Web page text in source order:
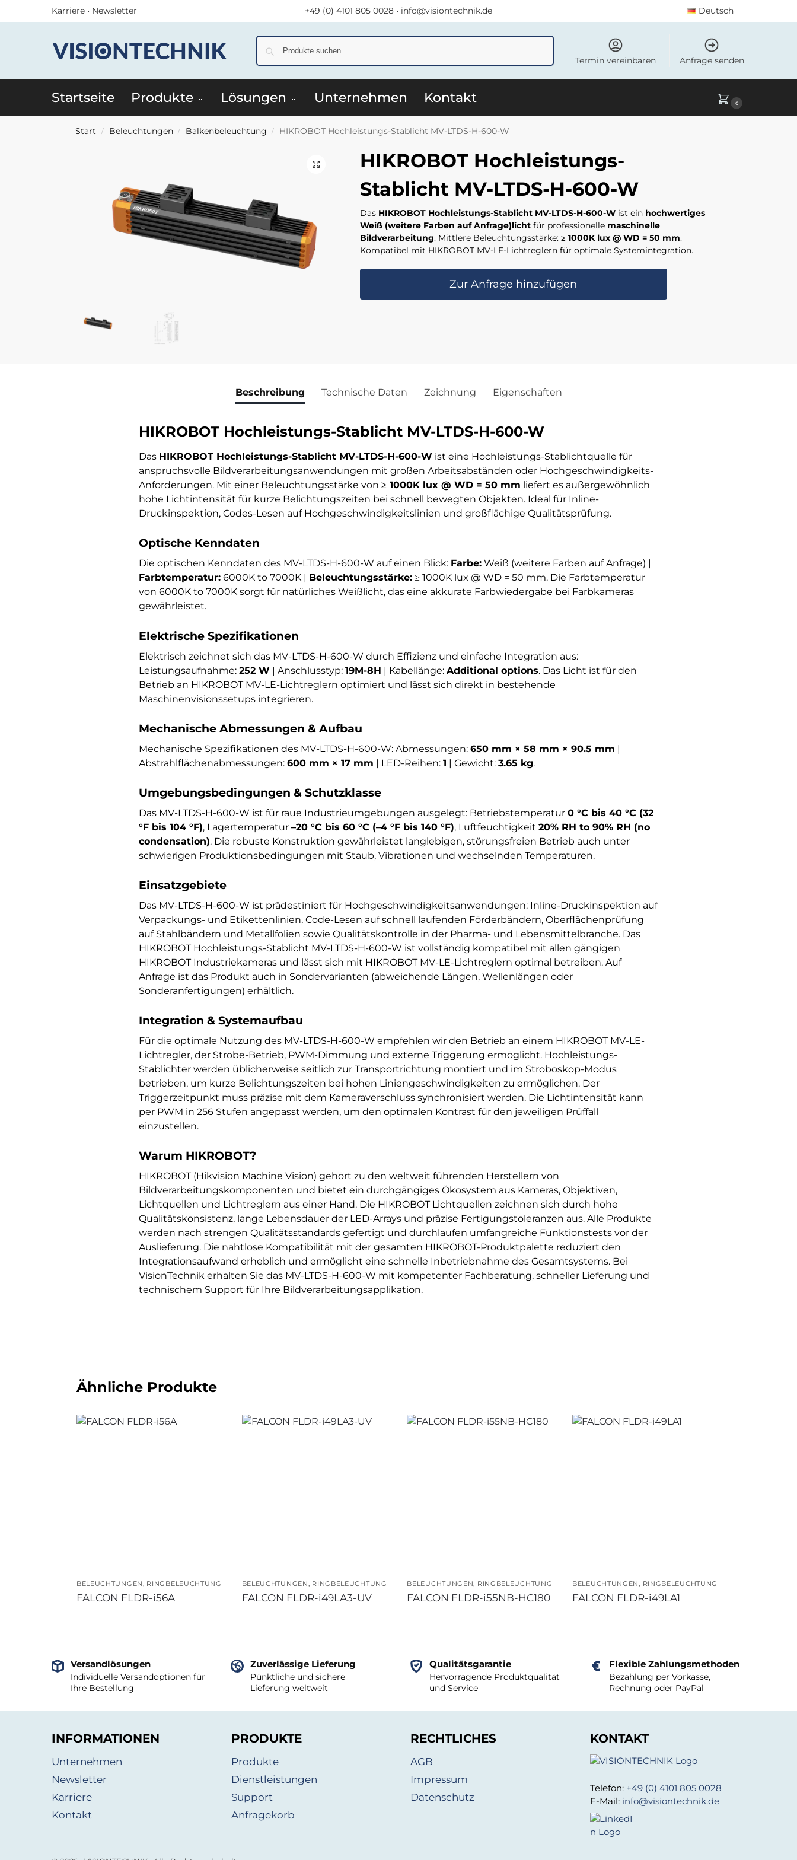
Karriere • Newsletter +49 (0) 4101 805 0028 • info@visiontechnik.de Deutsch
Termin vereinbaren Anfrage senden
Startseite Produkte Lösungen Unternehmen Kontakt 0
Start / Beleuchtungen / Balkenbeleuchtung / HIKROBOT Hochleistungs-Stablicht MV-LTDS-H-600-W
HIKROBOT Hochleistungs-
Stablicht MV-LTDS-H-600-W
Das HIKROBOT Hochleistungs-Stablicht MV-LTDS-H-600-Wist ein hochwertiges
Weiß (weitere Farben auf Anfrage)lichtfür professionelle maschinelle
Bildverarbeitung. Mittlere Beleuchtungsstärke: ≥ 1000K lux @ WD = 50 mm.
Kompatibel mit HIKROBOT MV-LE-Lichtreglern für optimale Systemintegration.
Zur Anfrage hinzufügen
Beschreibung Technische Daten Zeichnung Eigenschaften
HIKROBOT Hochleistungs-Stablicht MV-LTDS-H-600-W
Das HIKROBOT Hochleistungs-Stablicht MV-LTDS-H-600-W ist eine Hochleistungs-Stablichtquelle für
anspruchsvolle Bildverarbeitungsanwendungen mit großen Arbeitsabständen oder Hochgeschwindigkeits-
Anforderungen. Mit einer Beleuchtungsstärke von ≥ 1000K lux @ WD = 50 mm liefert es außergewöhnlich
hohe Lichtintensität für kurze Belichtungszeiten bei schnell bewegten Objekten. Ideal für Inline-
Druckinspektion, Codes-Lesen auf Hochgeschwindigkeitslinien und großflächige Qualitätsprüfung.
Optische Kenndaten
Die optischen Kenndaten des MV-LTDS-H-600-W auf einen Blick: Farbe:Weiß (weitere Farben auf Anfrage) |
Farbtemperatur:6000K to 7000K | Beleuchtungsstärke:≥ 1000K lux @ WD = 50 mm. Die Farbtemperatur
von 6000K to 7000K sorgt für natürliches Weißlicht, das eine akkurate Farbwiedergabe bei Farbkameras
gewährleistet.
Elektrische Spezifikationen
Elektrisch zeichnet sich das MV-LTDS-H-600-W durch Effizienz und einfache Integration aus:
Leistungsaufnahme: 252 W | Anschlusstyp: 19M-8H | Kabellänge: Additional options. Das Licht ist für den
Betrieb an HIKROBOT MV-LE-Lichtreglern optimiert und lässt sich direkt in bestehende
Maschinenvisionssetups integrieren.
Mechanische Abmessungen & Aufbau
Mechanische Spezifikationen des MV-LTDS-H-600-W: Abmessungen: 650 mm × 58 mm × 90.5 mm |
Abstrahlflächenabmessungen: 600 mm × 17 mm | LED-Reihen: 1 | Gewicht: 3.65 kg.
Umgebungsbedingungen & Schutzklasse
Das MV-LTDS-H-600-W ist für raue Industrieumgebungen ausgelegt: Betriebstemperatur 0 °C bis 40 °C (32
°F bis 104 °F), Lagertemperatur –20 °C bis 60 °C (–4 °F bis 140 °F), Luftfeuchtigkeit 20% RH to 90% RH (no
condensation). Die robuste Konstruktion gewährleistet langlebigen, störungsfreien Betrieb auch unter
schwierigen Produktionsbedingungen mit Staub, Vibrationen und wechselnden Temperaturen.
Einsatzgebiete
Das MV-LTDS-H-600-W ist prädestiniert für Hochgeschwindigkeitsanwendungen: Inline-Druckinspektion auf
Verpackungs- und Etikettenlinien, Code-Lesen auf schnell laufenden Förderbändern, Oberflächenprüfung
auf Stahlbändern und Metallfolien sowie Qualitätskontrolle in der Pharma- und Lebensmittelbranche. Das
HIKROBOT Hochleistungs-Stablicht MV-LTDS-H-600-W ist vollständig kompatibel mit allen gängigen
HIKROBOT Industriekameras und lässt sich mit HIKROBOT MV-LE-Lichtreglern optimal betreiben. Auf
Anfrage ist das Produkt auch in Sondervarianten (abweichende Längen, Wellenlängen oder
Sonderanfertigungen) erhältlich.
Integration & Systemaufbau
Für die optimale Nutzung des MV-LTDS-H-600-W empfehlen wir den Betrieb an einem HIKROBOT MV-LE-
Lichtregler, der Strobe-Betrieb, PWM-Dimmung und externe Triggerung ermöglicht. Hochleistungs-
Stablichter werden üblicherweise seitlich zur Transportrichtung montiert und im Stroboskop-Modus
betrieben, um kurze Belichtungszeiten bei hohen Liniengeschwindigkeiten zu ermöglichen. Der
Triggerzeitpunkt muss präzise mit dem Kameraverschluss synchronisiert werden. Die Lichtintensität kann
per PWM in 256 Stufen angepasst werden, um den optimalen Kontrast für den jeweiligen Prüffall
einzustellen.
Warum HIKROBOT?
HIKROBOT (Hikvision Machine Vision) gehört zu den weltweit führenden Herstellern von
Bildverarbeitungskomponenten und bietet ein durchgängiges Ökosystem aus Kameras, Objektiven,
Lichtquellen und Lichtreglern aus einer Hand. Die HIKROBOT Lichtquellen zeichnen sich durch hohe
Qualitätskonsistenz, lange Lebensdauer der LED-Arrays und präzise Fertigungstoleranzen aus. Alle Produkte
werden nach strengen Qualitätsstandards gefertigt und durchlaufen umfangreiche Funktionstests vor der
Auslieferung. Die nahtlose Kompatibilität mit der gesamten HIKROBOT-Produktpalette reduziert den
Integrationsaufwand erheblich und ermöglicht eine schnelle Inbetriebnahme des Gesamtsystems. Bei
VisionTechnik erhalten Sie das MV-LTDS-H-600-W mit kompetenter Fachberatung, schneller Lieferung und
technischem Support für Ihre Bildverarbeitungsapplikation.
Ähnliche Produkte
BELEUCHTUNGEN, RINGBELEUCHTUNG
FALCON FLDR-i56A
BELEUCHTUNGEN, RINGBELEUCHTUNG
FALCON FLDR-i49LA3-UV
BELEUCHTUNGEN, RINGBELEUCHTUNG
FALCON FLDR-i55NB-HC180
BELEUCHTUNGEN, RINGBELEUCHTUNG
FALCON FLDR-i49LA1
Versandlösungen
Individuelle Versandoptionen für
Ihre Bestellung
Zuverlässige Lieferung
Pünktliche und sichere
Lieferung weltweit
Qualitätsgarantie
Hervorragende Produktqualität
und Service
Flexible Zahlungsmethoden
Bezahlung per Vorkasse,
Rechnung oder PayPal
INFORMATIONEN
Unternehmen
Newsletter
Karriere
Kontakt
PRODUKTE
Produkte
Dienstleistungen
Support
Anfragekorb
RECHTLICHES
AGB
Impressum
Datenschutz
KONTAKT
Telefon: +49 (0) 4101 805 0028
E-Mail: info@visiontechnik.de